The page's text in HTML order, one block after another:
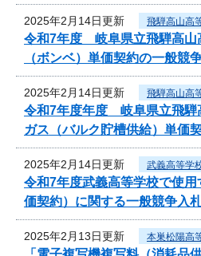
2025年2月14日更新 飛騨高山高
令和7年度 岐阜県立飛騨高山
（ボンベ）単価契約の一般競
2025年2月14日更新 飛騨高山高
令和7年度年度 岐阜県立飛騨
ガス（バルク貯槽供給）単価
2025年2月14日更新 武義高等学
令和7年度武義高等学校で使
価契約）に関する一般競争入
2025年2月13日更新 本巣松陽高